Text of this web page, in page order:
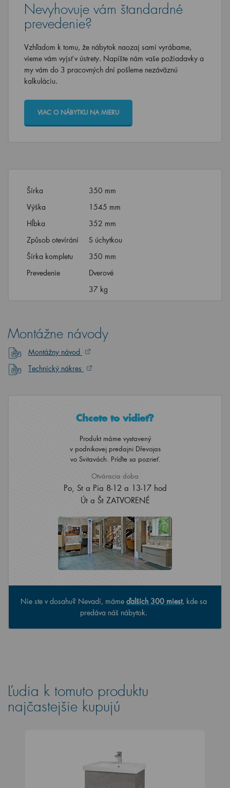
Nevyhovuje vám štandardné
prevedenie?
Vzhľadom k tomu, že nábytok naozaj sami vyrábame,
vieme vám vyjsť v ústrety. Napíšte nám vaše požiadavky a
my vám do 3 pracovných dní pošleme nezáväznú
kalkuláciu.
VIAC O NÁBYTKU NA MIERU
Šírka
350 mm
Výška
1545 mm
Hĺbka
352 mm
Způsob otevírání
S úchytkou
Šírka kompletu
350 mm
Prevedenie
Dverové
37 kg
Montážne návody
Montážny návod
Technický nákres
Chcete to vidieť?
Produkt máme vystavený
v podnikovej predajni Dřevojas
vo Svitavách. Príďte sa pozrieť.
Otváracia doba
Po, St a Pia 8-12 a 13-17 hod
Út a Št ZATVORENÉ
Nie ste v dosahu? Nevadí, máme ďalších 300 miest, kde sa
predáva náš nábytok.
Ľudia k tomuto produktu
najčastejšie kupujú